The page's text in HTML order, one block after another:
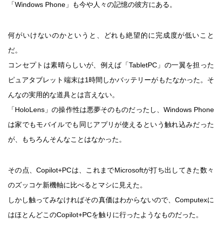
「Windows Phone」も今や人々の記憶の彼方にある。
何がいけないのかというと、どれも絶望的に完成度が低いこと
だ。
コンセプトは素晴らしいが、例えば「TabletPC」の一翼を担った
ピュアタブレット端末は1時間しかバッテリーがもたなかった。そ
んなの実用的な道具とは言えない。
「HoloLens」の操作性は悪夢そのものだったし、Windows Phone
は家でもモバイルでも同じアプリが使えるという触れ込みだった
が、もちろんそんなことはなかった。
その点、Copilot+PCは、これまでMicrosoftが打ち出してきた数々
のズッコケ新機軸に比べるとマシに見えた。
しかし触ってみなければその真価はわからないので、Computexに
はほとんどこのCopilot+PCを触りに行ったようなものだった。